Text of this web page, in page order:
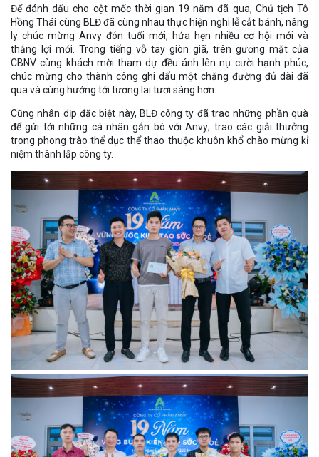
Để đánh dấu cho cột mốc thời gian 19 năm đã qua, Chủ tịch Tô
Hồng Thái cùng BLĐ đã cùng nhau thực hiện nghi lễ cắt bánh, nâng
ly chúc mừng Anvy đón tuổi mới, hứa hẹn nhiều cơ hội mới và
thắng lợi mới. Trong tiếng vỗ tay giòn giã, trên gương mặt của
CBNV cùng khách mời tham dự đều ánh lên nụ cười hạnh phúc,
chúc mừng cho thành công ghi dấu một chặng đường đủ dài đã
qua và cùng hướng tới tương lai tươi sáng hơn.
Cũng nhân dịp đặc biệt này, BLĐ công ty đã trao những phần quà
để gửi tới những cá nhân gắn bó với Anvy; trao các giải thưởng
trong phong trào thể dục thể thao thuộc khuôn khổ chào mừng kỉ
niệm thành lập công ty.